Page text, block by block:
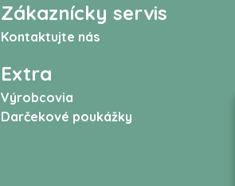
Zákaznícky servis
Kontaktujte nás
Extra
Výrobcovia
Darčekové poukážky